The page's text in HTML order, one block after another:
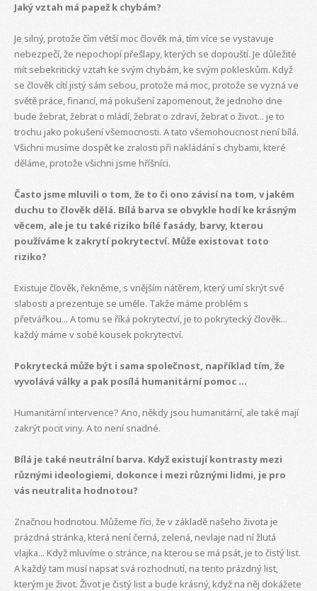
Jaký vztah má papež k chybám?
Je silný, protože čím větší moc člověk má, tím více se vystavuje
nebezpečí, že nepochopí přešlapy, kterých se dopouští. Je důležité
mít sebekritický vztah ke svým chybám, ke svým pokleskům. Když
se člověk cítí jistý sám sebou, protože má moc, protože se vyzná ve
světě práce, financí, má pokušení zapomenout, že jednoho dne
bude žebrat, žebrat o mládí, žebrat o zdraví, žebrat o život... je to
trochu jako pokušení všemocnosti. A tato všemohoucnost není bílá.
Všichni musíme dospět ke zralosti při nakládání s chybami, které
děláme, protože všichni jsme hříšníci.
Často jsme mluvili o tom, že to či ono závisí na tom, v jakém
duchu to člověk dělá. Bílá barva se obvykle hodí ke krásným
věcem, ale je tu také riziko bílé fasády, barvy, kterou
používáme k zakrytí pokrytectví. Může existovat toto
riziko?
Existuje člověk, řekněme, s vnějším nátěrem, který umí skrýt své
slabosti a prezentuje se uměle. Takže máme problém s
přetvářkou... A tomu se říká pokrytectví, je to pokrytecký člověk...
každý máme v sobě kousek pokrytectví.
Pokrytecká může být i sama společnost, například tím, že
vyvolává války a pak posílá humanitární pomoc ...
Humanitární intervence? Ano, někdy jsou humanitární, ale také mají
zakrýt pocit viny. A to není snadné.
Bílá je také neutrální barva. Když existují kontrasty mezi
různými ideologiemi, dokonce i mezi různými lidmi, je pro
vás neutralita hodnotou?
Značnou hodnotou. Můžeme říci, že v základě našeho života je
prázdná stránka, která není černá, zelená, nevlaje nad ní žlutá
vlajka... Když mluvíme o stránce, na kterou se má psát, je to čistý list.
A každý tam musí napsat svá rozhodnutí, na tento prázdný list,
kterým je život. Život je čistý list a bude krásný, když na něj dokážete